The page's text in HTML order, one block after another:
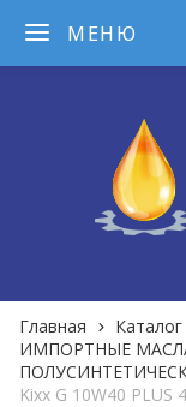
МЕНЮ
Главная
ИМПОРТНЫЕ
Kixx G 10W40 PLUS